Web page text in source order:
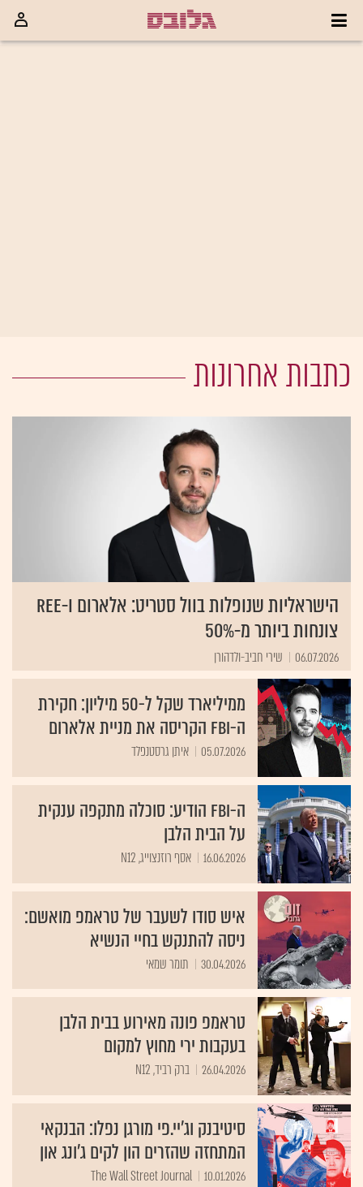
כתבות אחרונות
הישראליות שנופלות בוול סטריט: אלארום ו-REE
צונחות ביותר מ-50%
06.07.2026 שירי חביב-ולדהורן
ממיליארד שקל ל-50 מיליון: חקירת
ה-FBI הקריסה את מניית אלארום
05.07.2026 איתן גרסטנפלד
ה-FBI הודיע: סוכלה מתקפה ענקית
על הבית הלבן
16.06.2026 אסף רוזנצוייג, N12
איש סודו לשעבר של טראמפ מואשם:
ניסה להתנקש בחיי הנשיא
30.04.2026 תומר שמאי
טראמפ פונה מאירוע בבית הלבן
בעקבות ירי מחוץ למקום
26.04.2026 ברק רביד, N12
סיטיבנק וג'יי.פי מורגן נפלו: הבנקאי
המתחזה שהזרים הון לקים ג'ונג און
10.01.2026
The Wall Street Journal